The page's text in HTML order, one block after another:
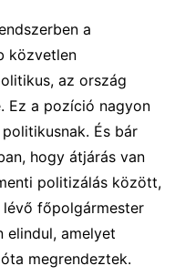
a
közvetlen
az ország
Ez a pozíció nagyon
És bár
hogy átjárás van
politizálás között,
főpolgármester
elindul, amelyet
megrendeztek.